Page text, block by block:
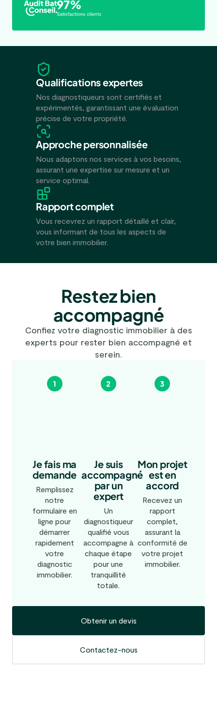
Qualifications expertes
Nos diagnostiqueurs sont certifiés et
expérimentés, garantissant une évaluation
précise de votre propriété.
Approche personnalisée
Nous adaptons nos services à vos besoins,
assurant une expertise sur mesure et un
service optimal.
Rapport complet
Vous recevrez un rapport détaillé et clair,
vous informant de tous les aspects de
votre bien immobilier.
Restez bien
accompagné
Confiez votre diagnostic immobilier à des
experts pour rester bien accompagné et
serein.
Je fais ma
demande
Remplissez
notre
formulaire en
ligne pour
démarrer
rapidement
votre
diagnostic
immobilier.
Je suis
accompagné
par un
expert
Un
diagnostiqueur
qualifié vous
accompagne à
chaque étape
pour une
tranquillité
totale.
Mon projet
est en
accord
Recevez un
rapport
complet,
assurant la
conformité de
votre projet
immobilier.
Obtenir un devis
Contactez-nous